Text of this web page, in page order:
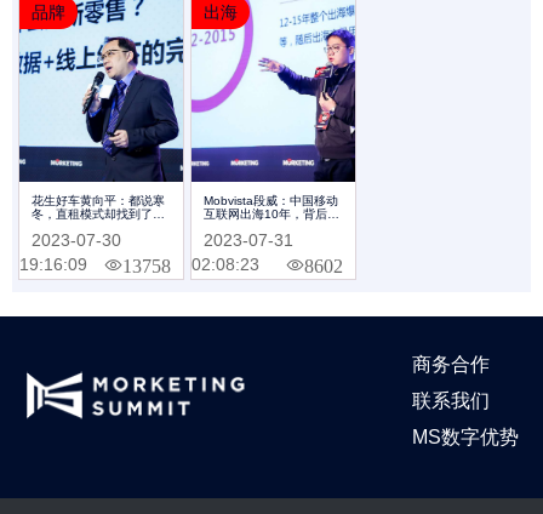
品牌
花生好车黄向平：都说寒
冬，直租模式却找到了汽
| Morketing Summit
2023-07-30
19:16:09
13758
出海
Mobvista段威：中国移动
互联网出海10年，背后的
Summit 2018专题
2023-07-31
02:08:23
8602
商务合作
联系我们
MS数字优势